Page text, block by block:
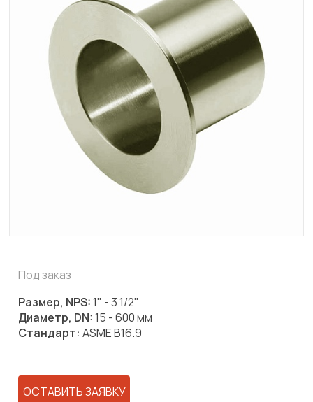
Под заказ
Размер, NPS:1" - 3 1/2"
Диаметр, DN:15 - 600 мм
Стандарт: ASME B16.9
ОСТАВИТЬ ЗАЯВКУ